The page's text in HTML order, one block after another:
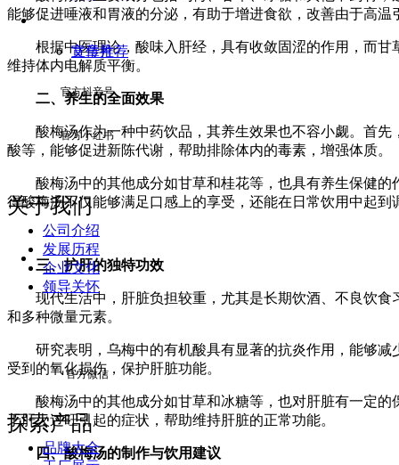
宣传片
文章推荐
官方抖音号
官方小红书
官方微信
能够促进唾液和胃液的分泌，有助于增进食欲，改善由于高
根据中医理论，酸味入肝经，具有收敛固涩的作用，而甘
维持体内电解质平衡。
二、养生的全面效果
酸梅汤作为一种中药饮品，其养生效果也不容小觑。首先
酸等，能够促进新陈代谢，帮助排除体内的毒素，增强体质。
酸梅汤中的其他成分如甘草和桂花等，也具有养生保健的
得酸梅汤不仅能够满足口感上的享受，还能在日常饮用中起到
三、护肝的独特功效
现代生活中，肝脏负担较重，尤其是长期饮酒、不良饮食
和多种微量元素。
研究表明，乌梅中的有机酸具有显著的抗炎作用，能够减
受到的氧化损伤，保护肝脏功能。
酸梅汤中的其他成分如甘草和冰糖等，也对肝脏有一定的
于肝火过旺引起的症状，帮助维持肝脏的正常功能。
四、酸梅汤的制作与饮用建议
关于我们
公司介绍
发展历程
企业文化
领导关怀
探索产品
品牌大全